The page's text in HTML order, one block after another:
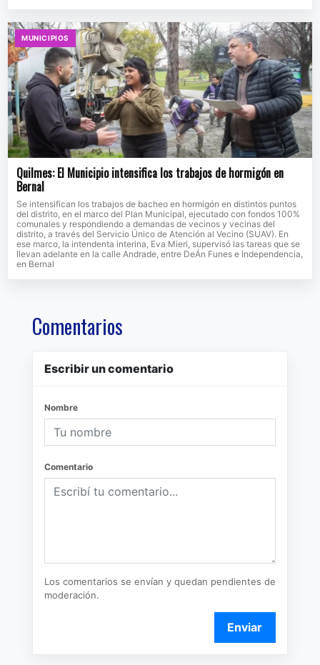
MUNICIPIOS
Quilmes: El Municipio intensifica los trabajos de hormigón en
Bernal
Se intensifican los trabajos de bacheo en hormigón en distintos puntos
del distrito, en el marco del Plan Municipal, ejecutado con fondos 100%
comunales y respondiendo a demandas de vecinos y vecinas del
distrito, a través del Servicio Único de Atención al Vecino (SUAV). En
ese marco, la intendenta interina, Eva Mieri, supervisó las tareas que se
llevan adelante en la calle Andrade, entre DeÁn Funes e Independencia,
en Bernal
Comentarios
Escribir un comentario
Nombre
Comentario
Los comentarios se envían y quedan pendientes de
moderación.
Enviar